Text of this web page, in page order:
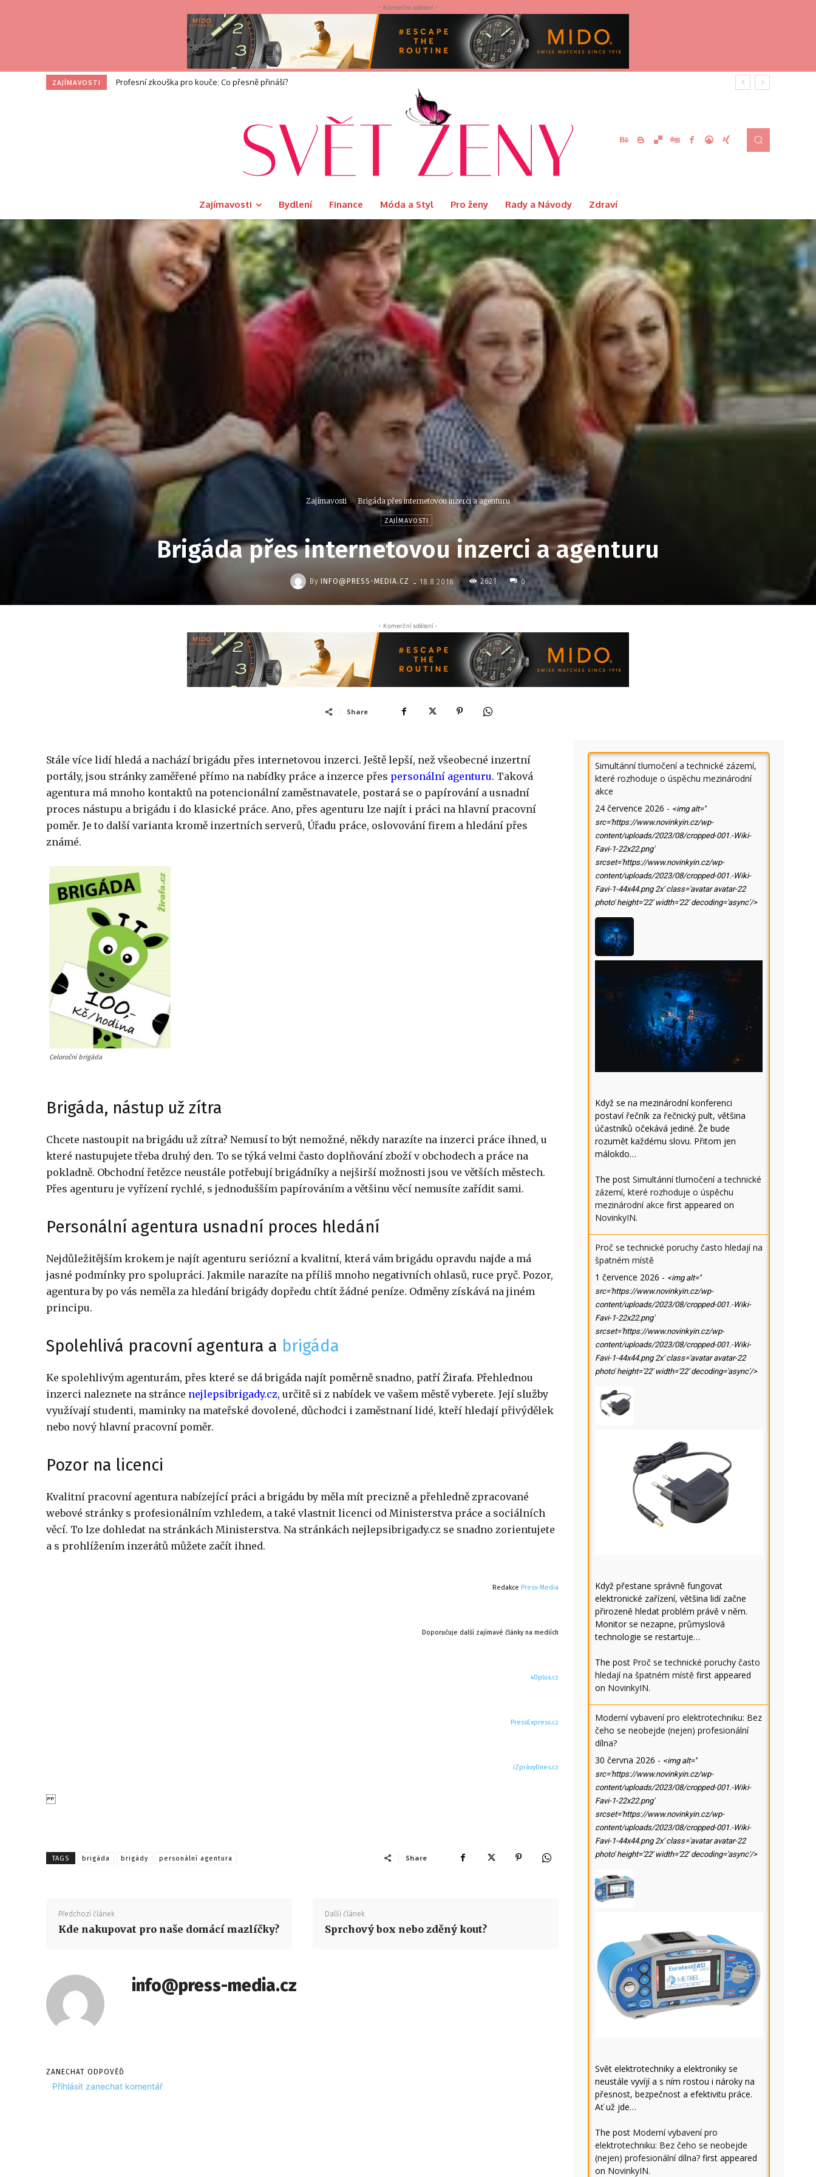
- Komerční sdělení -
ZAJÍMAVOSTI I na toaletě si zasloužíte dotek luxusu. Velvet představuje limitovanou edici Ritual s podmanivou vůní Orientu
Zajímavosti Bydlení Finance Móda a Styl Pro ženy Rady a Návody Zdraví
Zajímavosti Brigáda přes internetovou inzerci a agenturu
ZAJÍMAVOSTI
Brigáda přes internetovou inzerci a agenturu
By INFO@PRESS-MEDIA.CZ - 18.8.2016 2621 0
- Komerční sdělení -
Share
Stále více lidí hledá a nachází brigádu přes internetovou inzerci. Ještě lepší, než všeobecné inzertní
portály, jsou stránky zaměřené přímo na nabídky práce a inzerce přes personální agenturu. Taková
agentura má mnoho kontaktů na potencionální zaměstnavatele, postará se o papírování a usnadní
proces nástupu a brigádu i do klasické práce. Ano, přes agenturu lze najít i práci na hlavní pracovní
poměr. Je to další varianta kromě inzertních serverů, Úřadu práce, oslovování firem a hledání přes
známé.
Celoroční brigáda
Brigáda, nástup už zítra
Chcete nastoupit na brigádu už zítra? Nemusí to být nemožné, někdy narazíte na inzerci práce ihned, u
které nastupujete třeba druhý den. To se týká velmi často doplňování zboží v obchodech a práce na
pokladně. Obchodní řetězce neustále potřebují brigádníky a nejširší možnosti jsou ve větších městech.
Přes agenturu je vyřízení rychlé, s jednodušším papírováním a většinu věcí nemusíte zařídit sami.
Personální agentura usnadní proces hledání
Nejdůležitějším krokem je najít agenturu seriózní a kvalitní, která vám brigádu opravdu najde a má
jasné podmínky pro spolupráci. Jakmile narazíte na příliš mnoho negativních ohlasů, ruce pryč. Pozor,
agentura by po vás neměla za hledání brigády dopředu chtít žádné peníze. Odměny získává na jiném
principu.
Spolehlivá pracovní agentura a brigáda
Ke spolehlivým agenturám, přes které se dá brigáda najít poměrně snadno, patří Žirafa. Přehlednou
inzerci naleznete na stránce nejlepsibrigady.cz, určitě si z nabídek ve vašem městě vyberete. Její služby
využívají studenti, maminky na mateřské dovolené, důchodci i zaměstnaní lidé, kteří hledají přivýdělek
nebo nový hlavní pracovní poměr.
Pozor na licenci
Kvalitní pracovní agentura nabízející práci a brigádu by měla mít precizně a přehledně zpracované
webové stránky s profesionálním vzhledem, a také vlastnit licenci od Ministerstva práce a sociálních
věcí. To lze dohledat na stránkách Ministerstva. Na stránkách nejlepsibrigady.cz se snadno zorientujete
a s prohlížením inzerátů můžete začít ihned.
Redakce Press-Media
Doporučuje další zajímavé články na mediích
40plus.cz
PressExpress.cz
iZprávyDnes.cz
TAGS brigáda brigády personální agentura Share
Předchozí článek
Kde nakupovat pro naše domácí mazlíčky?
Další článek
Sprchový box nebo zděný kout?
info@press-media.cz
ZANECHAT ODPOVĚĎ
Přihlásit zanechat komentář
Simultánní tlumočení a technické zázemí,
které rozhoduje o úspěchu mezinárodní
akce
24 července 2026 - <img alt=''
src='https://www.novinkyin.cz/wp-
content/uploads/2023/08/cropped-001.-Wiki-
Favi-1-22x22.png'
srcset='https://www.novinkyin.cz/wp-
content/uploads/2023/08/cropped-001.-Wiki-
Favi-1-44x44.png 2x' class='avatar avatar-22
photo' height='22' width='22' decoding='async'/>
Když se na mezinárodní konferenci
postaví řečník za řečnický pult, většina
účastníků očekává jediné. Že bude
rozumět každému slovu. Přitom jen
málokdo…
The post Simultánní tlumočení a technické
zázemí, které rozhoduje o úspěchu
mezinárodní akce first appeared on
NovinkyIN.
Proč se technické poruchy často hledají na
špatném místě
1 července 2026 - <img alt=''
src='https://www.novinkyin.cz/wp-
content/uploads/2023/08/cropped-001.-Wiki-
Favi-1-22x22.png'
srcset='https://www.novinkyin.cz/wp-
content/uploads/2023/08/cropped-001.-Wiki-
Favi-1-44x44.png 2x' class='avatar avatar-22
photo' height='22' width='22' decoding='async'/>
Když přestane správně fungovat
elektronické zařízení, většina lidí začne
přirozeně hledat problém právě v něm.
Monitor se nezapne, průmyslová
technologie se restartuje…
The post Proč se technické poruchy často
hledají na špatném místě first appeared
on NovinkyIN.
Moderní vybavení pro elektrotechniku: Bez
čeho se neobejde (nejen) profesionální
dílna?
30 června 2026 - <img alt=''
src='https://www.novinkyin.cz/wp-
content/uploads/2023/08/cropped-001.-Wiki-
Favi-1-22x22.png'
srcset='https://www.novinkyin.cz/wp-
content/uploads/2023/08/cropped-001.-Wiki-
Favi-1-44x44.png 2x' class='avatar avatar-22
photo' height='22' width='22' decoding='async'/>
Svět elektrotechniky a elektroniky se
neustále vyvíjí a s ním rostou i nároky na
přesnost, bezpečnost a efektivitu práce.
Ať už jde…
The post Moderní vybavení pro
elektrotechniku: Bez čeho se neobejde
(nejen) profesionální dílna? first appeared
on NovinkyIN.